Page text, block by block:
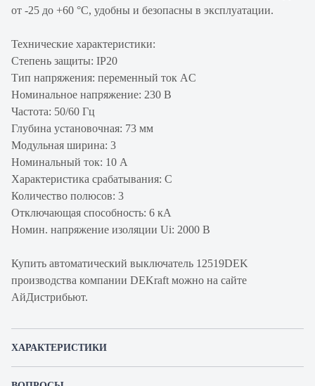
от -25 до +60 °C, удобны и безопасны в эксплуатации.
Технические характеристики:
Степень защиты: IP20
Тип напряжения: переменный ток AC
Номинальное напряжение: 230 В
Частота: 50/60 Гц
Глубина установочная: 73 мм
Модульная ширина: 3
Номинальный ток: 10 А
Характеристика срабатывания: C
Количество полюсов: 3
Отключающая способность: 6 кА
Номин. напряжение изоляции Ui: 2000 В
Купить автоматический выключатель 12519DEK
производства компании DEKraft можно на сайте
АйДистрибьют.
ХАРАКТЕРИСТИКИ